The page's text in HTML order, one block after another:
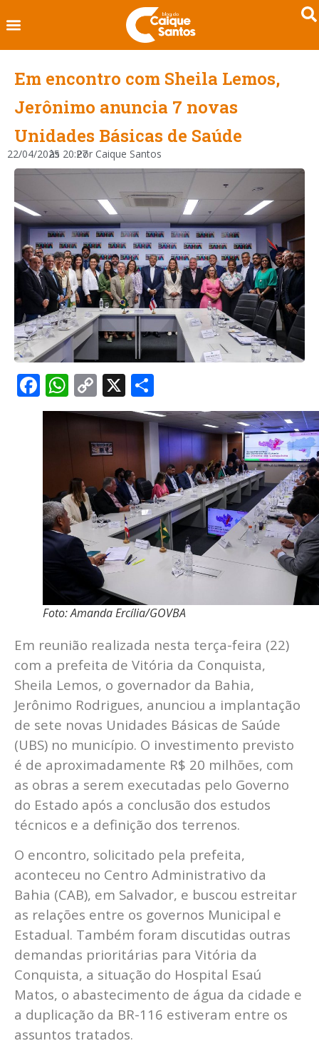
Em encontro com Sheila Lemos,
Jerônimo anuncia 7 novas
Unidades Básicas de Saúde
22/04/2025
às 20:27
Por Caique Santos
Facebook
WhatsApp
Copy
Link
X
Foto: Amanda Ercília/GOVBA
Em reunião realizada nesta terça-feira (22)
com a prefeita de Vitória da Conquista,
Sheila Lemos, o governador da Bahia,
Jerônimo Rodrigues, anunciou a implantação
de sete novas Unidades Básicas de Saúde
(UBS) no município. O investimento previsto
é de aproximadamente R$ 20 milhões, com
as obras a serem executadas pelo Governo
do Estado após a conclusão dos estudos
técnicos e a definição dos terrenos.
O encontro, solicitado pela prefeita,
aconteceu no Centro Administrativo da
Bahia (CAB), em Salvador, e buscou estreitar
as relações entre os governos Municipal e
Estadual. Também foram discutidas outras
demandas prioritárias para Vitória da
Conquista, a situação do Hospital Esaú
Matos, o abastecimento de água da cidade e
a duplicação da BR-116 estiveram entre os
assuntos tratados.